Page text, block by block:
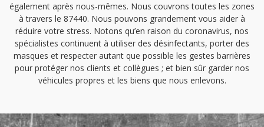
également après nous-mêmes. Nous couvrons toutes les zones
à travers le 87440. Nous pouvons grandement vous aider à
réduire votre stress. Notons qu’en raison du coronavirus, nos
spécialistes continuent à utiliser des désinfectants, porter des
masques et respecter autant que possible les gestes barrières
pour protéger nos clients et collègues ; et bien sûr garder nos
véhicules propres et les biens que nous enlevons.